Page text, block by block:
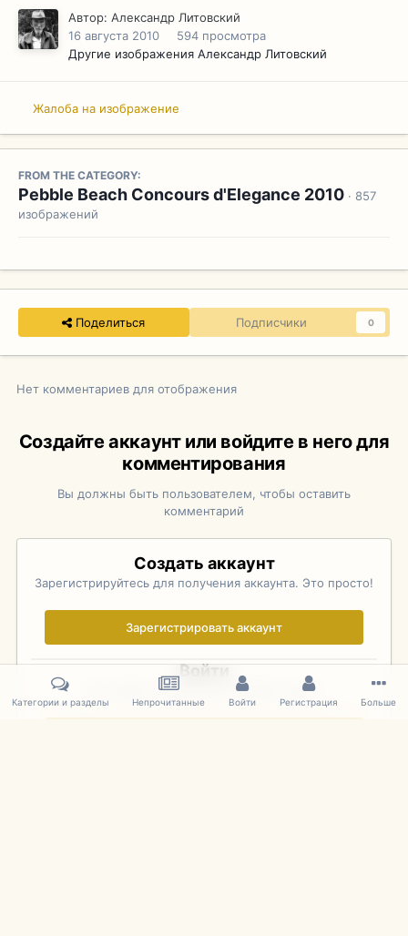
Автор: Александр Литовский
16 августа 2010
594 просмотра
Другие изображения Александр Литовский
Жалоба на изображение
FROM THE CATEGORY:
Pebble Beach Concours d'Elegance 2010 · 857
изображений
Поделиться Подписчики 0
Нет комментариев для отображения
Создайте аккаунт или войдите в него для
комментирования
Вы должны быть пользователем, чтобы оставить
комментарий
Создать аккаунт
Зарегистрируйтесь для получения аккаунта. Это просто!
Зарегистрировать аккаунт
Войти
Уже зарегистрированы? Войдите здесь.
Категории и разделы Непрочитанные Войти Регистрация Больше